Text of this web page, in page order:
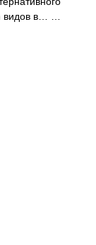
видов в… …